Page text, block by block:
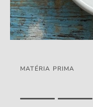
MATÉRIA PRIMA